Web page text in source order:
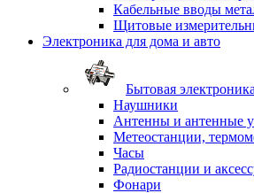
Кабельные вводы
Щитовые
Электроника для дома и авто
Бытовая электроника
Наушники
Антенны и антенные
Метеостанции,
Часы
Радиостанции и
Фонари